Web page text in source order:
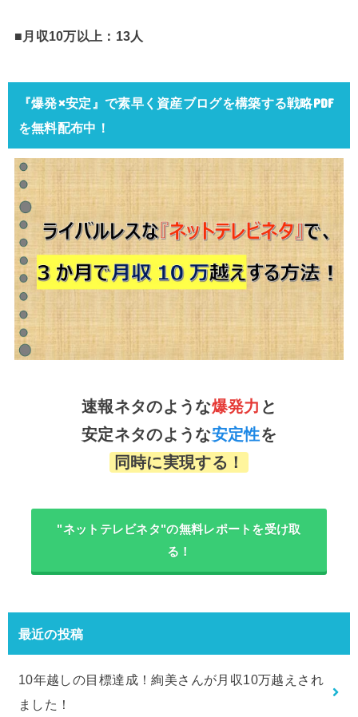
■月収10万以上：13人
『爆発×安定』で素早く資産ブログを構築する戦略PDF
を無料配布中！
速報ネタのような爆発力 と
安定ネタのような安定性を
同時に実現する！
"ネットテレビネタ"の無料レポートを受け取
る！
最近の投稿
10年越しの目標達成！絢美さんが月収10万越えされ
ました！